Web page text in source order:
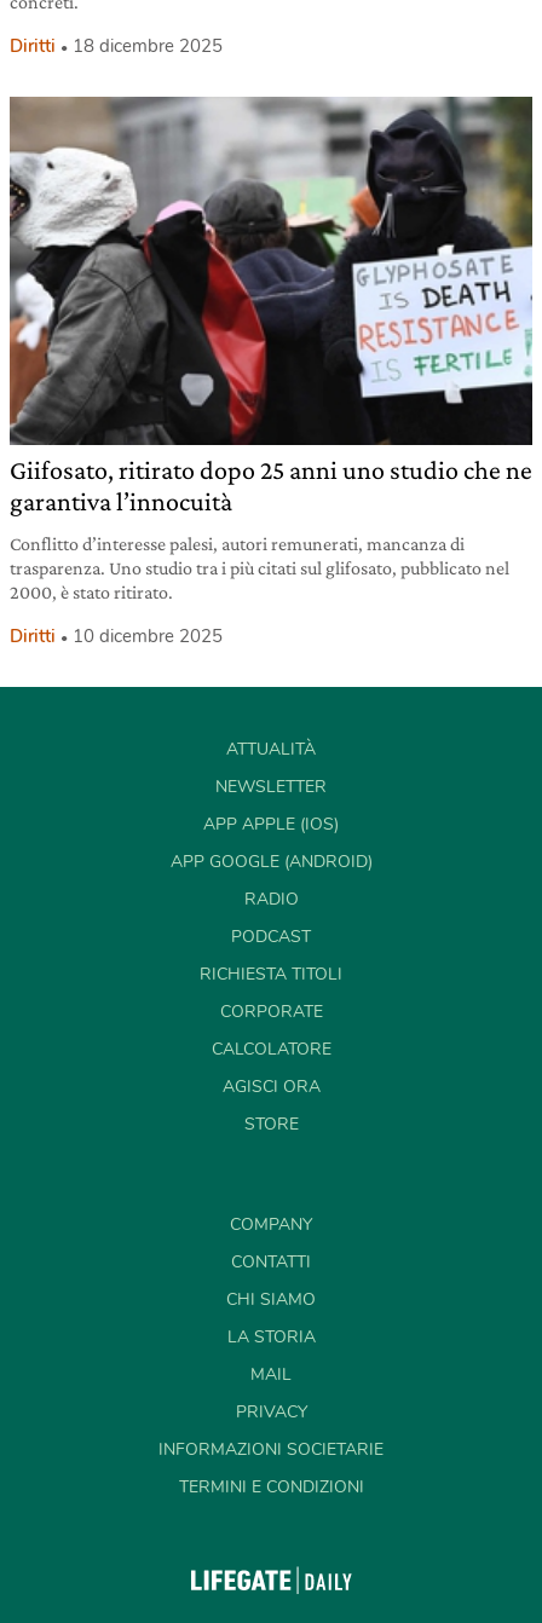
Diritti 18 dicembre 2025
Giifosato, ritirato dopo 25 anni uno studio che ne
garantiva l’innocuità
Conflitto d’interesse palesi, autori remunerati, mancanza di
trasparenza. Uno studio tra i più citati sul glifosato, pubblicato nel
2000, è stato ritirato.
Diritti 10 dicembre 2025
ATTUALITÀ
NEWSLETTER
APP APPLE (IOS)
APP GOOGLE (ANDROID)
RADIO
PODCAST
RICHIESTA TITOLI
CORPORATE
CALCOLATORE
AGISCI ORA
STORE
COMPANY
CONTATTI
CHI SIAMO
LA STORIA
MAIL
PRIVACY
INFORMAZIONI SOCIETARIE
TERMINI E CONDIZIONI